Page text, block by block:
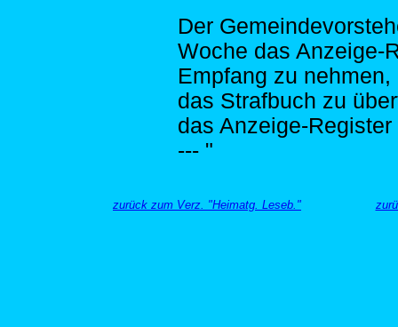
Der
Woche das Anzeige-
Empfang zu
das Strafbuch zu
das Anzeige-
--- "
zurück zum Verz. "Heimatg. Leseb."